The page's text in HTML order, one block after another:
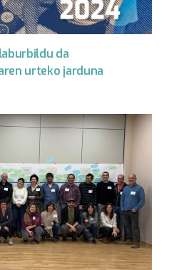
da
urteko jarduna